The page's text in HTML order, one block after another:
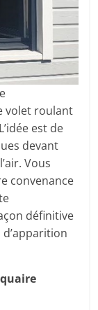
volet roulant
est de
devant
Vous
convenance
définitive